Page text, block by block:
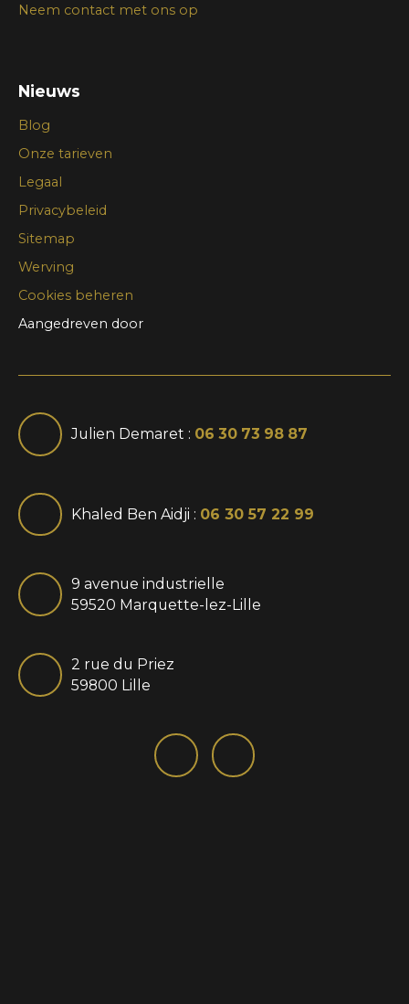
Neem contact met ons op
Nieuws
Blog
Onze tarieven
Legaal
Privacybeleid
Sitemap
Werving
Cookies beheren
Aangedreven door
Julien Demaret : 06 30 73 98 87
Khaled Ben Aidji : 06 30 57 22 99
9 avenue industrielle
59520 Marquette-lez-Lille
2 rue du Priez
59800 Lille